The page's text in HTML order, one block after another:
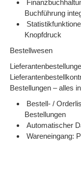
Buchführung
Knopfdruck
Bestellwesen
Bestellungen – alles
Bestell- /
Bestellungen
Automatischer
Wareneingang: